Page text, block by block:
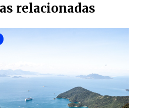
relacionadas